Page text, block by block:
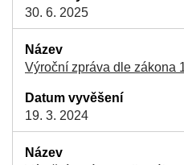
30. 6. 2025
Výroční zpráva dle zákona
19. 3. 2024